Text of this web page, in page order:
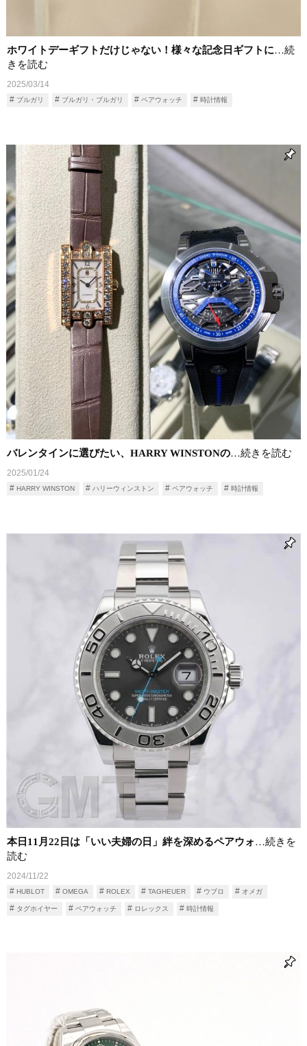
ホワイトデーギフトだけじゃない！様々な記念日ギフトに…続
きを読む
2025/03/14
ブルガリ ブルガリ・ブルガリ ペアウォッチ 時計情報
バレンタインに選びたい、HARRY WINSTONの…続きを読む
2025/01/24
HARRY WINSTON ハリーウィンストン ペアウォッチ 時計情報
本日11月22日は「いい夫婦の日」絆を深めるペアウォ…続きを
読む
2024/11/22
HUBLOT OMEGA ROLEX TAGHEUER ウブロ オメガ
タグホイヤー ペアウォッチ ロレックス 時計情報